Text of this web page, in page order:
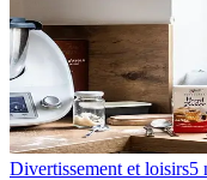
Divertissement et loisirs5